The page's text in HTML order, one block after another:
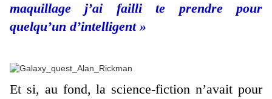
maquillage j’ai failli te prendre pour
quelqu’un d’intelligent »
Et si, au fond, la science-fiction n’avait pour